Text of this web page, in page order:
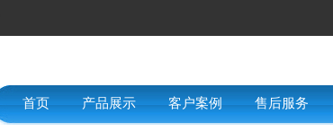
首页 产品展示 客户案例 售后服务